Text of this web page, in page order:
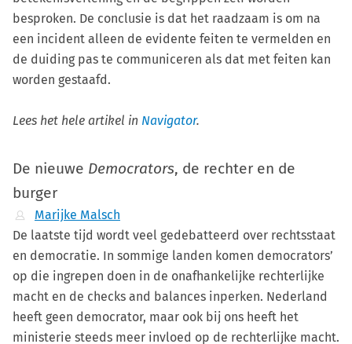
besproken. De conclusie is dat het raadzaam is om na
een incident alleen de evidente feiten te vermelden en
de duiding pas te communiceren als dat met feiten kan
worden gestaafd.
Lees het hele artikel in Navigator.
De nieuwe Democrators, de rechter en de
burger
Marijke Malsch
De laatste tijd wordt veel gedebatteerd over rechtsstaat
en democratie. In sommige landen komen democrators’
op die ingrepen doen in de onafhankelijke rechterlijke
macht en de checks and balances inperken. Nederland
heeft geen democrator, maar ook bij ons heeft het
ministerie steeds meer invloed op de rechterlijke macht.